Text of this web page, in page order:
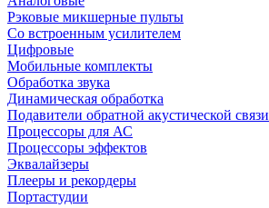
Рэковые микшерные пульты
Со встроенным усилителем
Цифровые
Мобильные комплекты
Обработка звука
Динамическая обработка
Подавители обратной акустической связи
Процессоры для АС
Процессоры эффектов
Эквалайзеры
Плееры и рекордеры
Портастудии